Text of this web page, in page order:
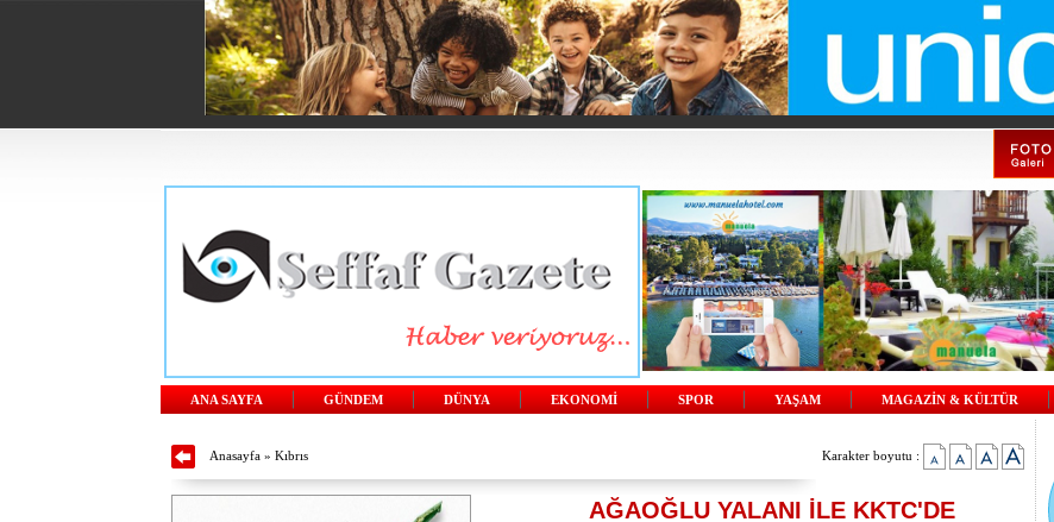
ANA SAYFA GÜNDEM DÜNYA EKONOMİ SPOR YAŞAM MAGAZİN & KÜLTÜR
Anasayfa» Kıbrıs Karakter boyutu :
AĞAOĞLU YALANI İLE KKTC'DE